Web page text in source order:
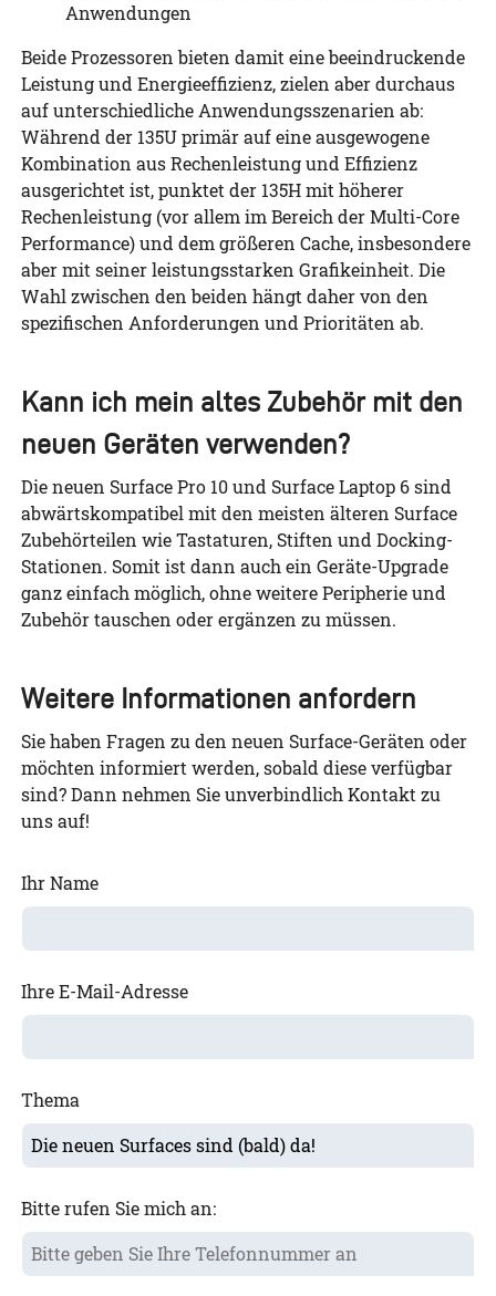
Anwendungen
Beide Prozessoren bieten damit eine beeindruckende
Leistung und Energieeffizienz, zielen aber durchaus
auf unterschiedliche Anwendungsszenarien ab:
Während der 135U primär auf eine ausgewogene
Kombination aus Rechenleistung und Effizienz
ausgerichtet ist, punktet der 135H mit höherer
Rechenleistung (vor allem im Bereich der Multi-Core
Performance) und dem größeren Cache, insbesondere
aber mit seiner leistungsstarken Grafikeinheit. Die
Wahl zwischen den beiden hängt daher von den
spezifischen Anforderungen und Prioritäten ab.
Kann ich mein altes Zubehör mit den
neuen Geräten verwenden?
Die neuen Surface Pro 10 und Surface Laptop 6 sind
abwärtskompatibel mit den meisten älteren Surface
Zubehörteilen wie Tastaturen, Stiften und Docking-
Stationen. Somit ist dann auch ein Geräte-Upgrade
ganz einfach möglich, ohne weitere Peripherie und
Zubehör tauschen oder ergänzen zu müssen.
Weitere Informationen anfordern
Sie haben Fragen zu den neuen Surface-Geräten oder
möchten informiert werden, sobald diese verfügbar
sind? Dann nehmen Sie unverbindlich Kontakt zu
uns auf!
Ihr Name
Ihre E-Mail-Adresse
Thema
Bitte rufen Sie mich an: